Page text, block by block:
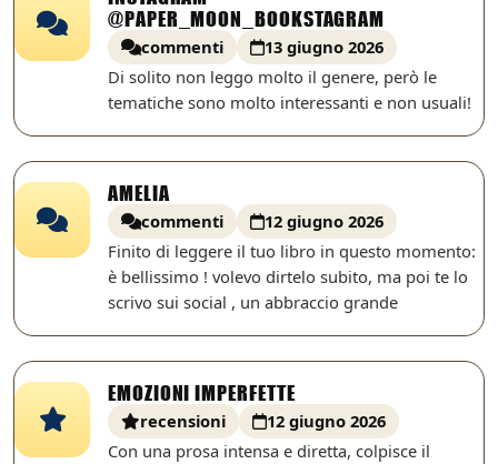
@PAPER_MOON_BOOKSTAGRAM
commenti
13 giugno 2026
Di solito non leggo molto il genere, però le
tematiche sono molto interessanti e non usuali!
AMELIA
commenti
12 giugno 2026
Finito di leggere il tuo libro in questo momento:
è bellissimo ! volevo dirtelo subito, ma poi te lo
scrivo sui social , un abbraccio grande
EMOZIONI IMPERFETTE
recensioni
12 giugno 2026
Con una prosa intensa e diretta, colpisce il